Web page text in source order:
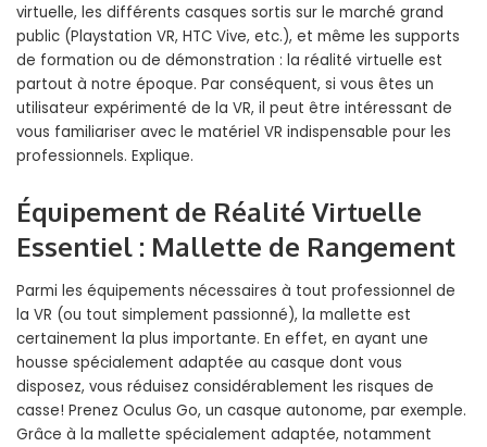
virtuelle, les différents casques sortis sur le marché grand
public (Playstation VR, HTC Vive, etc.), et même les supports
de formation ou de démonstration : la réalité virtuelle est
partout à notre époque. Par conséquent, si vous êtes un
utilisateur expérimenté de la VR, il peut être intéressant de
vous familiariser avec le matériel VR indispensable pour les
professionnels. Explique.
Équipement de Réalité Virtuelle
Essentiel : Mallette de Rangement
Parmi les équipements nécessaires à tout professionnel de
la VR (ou tout simplement passionné), la mallette est
certainement la plus importante. En effet, en ayant une
housse spécialement adaptée au casque dont vous
disposez, vous réduisez considérablement les risques de
casse! Prenez Oculus Go, un casque autonome, par exemple.
Grâce à la mallette spécialement adaptée, notamment